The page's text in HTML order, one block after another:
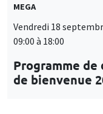
MEGA
Vendredi 18
09:00 à 18:00
Programme de
de bienvenue